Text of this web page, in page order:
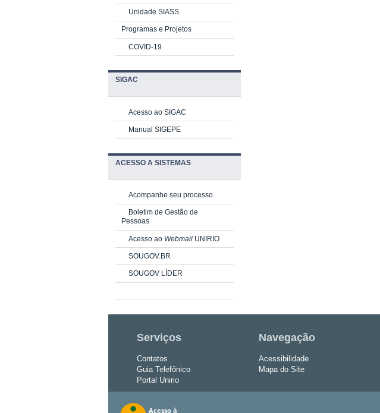
Unidade SIASS
Programas e Projetos
COVID-19
SIGAC
Acesso ao SIGAC
Manual SIGEPE
ACESSO A SISTEMAS
Acompanhe seu processo
Boletim de Gestão de
Pessoas
Acesso ao Webmail UNIRIO
SOUGOV.BR
SOUGOV LÍDER
Serviços
Contatos
Guia Telefônico
Portal Unirio
Navegação
Acessibilidade
Mapa do Site